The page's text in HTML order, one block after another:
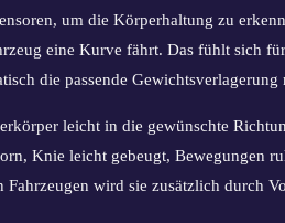
um die Körperhaltung zu
eine Kurve fährt. Das fühlt sich
die passende Gewichtsverlagerung
leicht in die gewünschte
Knie leicht gebeugt, Bewegungen
Fahrzeugen wird sie zusätzlich durch